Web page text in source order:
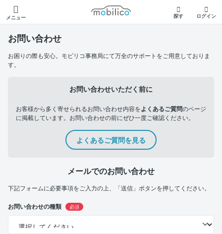
メニュー
モビリコ
探す ログイン
お問い合わせ
お困りの際も安心。モビリコ事務局にて万全のサポートをご用意しておりま
す。
お問い合わせいただく前に
お客様から多く寄せられるお問い合わせ内容をよくあるご質問のページ
に掲載しています。お問い合わせの前にぜひ一度ご確認ください。
よくあるご質問を見る
メールでのお問い合わせ
下記フォームに必要事項をご入力の上、「送信」ボタンを押してください。
お問い合わせの種類 必須